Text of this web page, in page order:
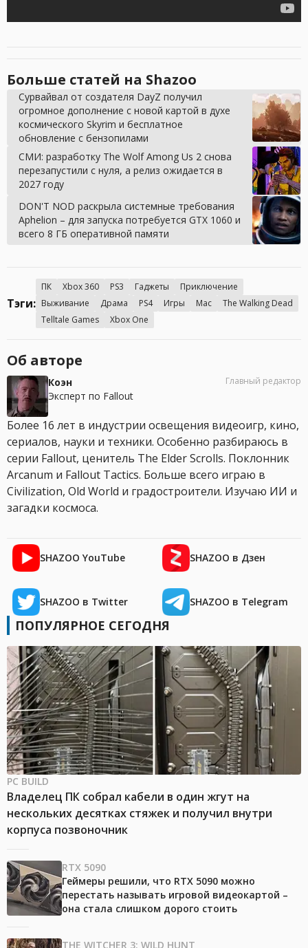
Больше статей на Shazoo
Сурвайвал от создателя DayZ получил
огромное дополнение с новой картой в духе
космического Skyrim и бесплатное
обновление с бензопилами
СМИ: разработку The Wolf Among Us 2 снова
перезапустили с нуля, а релиз ожидается в
2027 году
DON'T NOD раскрыла системные требования
Aphelion – для запуска потребуется GTX 1060 и
всего 8 ГБ оперативной памяти
Тэги:
ПК Xbox 360 PS3 Гаджеты
Приключение
Выживание
Драма PS4 Игры Mac
The Walking Dead
Telltale Games
Xbox One
Об авторе
Коэн
Эксперт по Fallout
Главный редактор
Более 16 лет в индустрии освещения видеоигр, кино,
сериалов, науки и техники. Особенно разбираюсь в
серии Fallout, ценитель The Elder Scrolls. Поклонник
Arcanum и Fallout Tactics. Больше всего играю в
Civilization, Old World и градостроители. Изучаю ИИ и
загадки космоса.
SHAZOO YouTube SHAZOO в Дзен
SHAZOO в Twitter SHAZOO в Telegram
ПОПУЛЯРНОЕ СЕГОДНЯ
PC BUILD
Владелец ПК собрал кабели в один жгут на
нескольких десятках стяжек и получил внутри
корпуса позвоночник
RTX 5090
Геймеры решили, что RTX 5090 можно
перестать называть игровой видеокартой –
она стала слишком дорого стоить
THE WITCHER 3: WILD HUNT